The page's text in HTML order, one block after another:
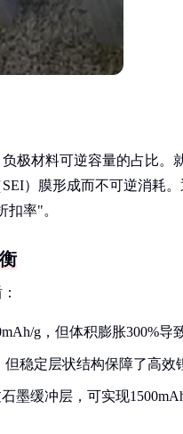
极材料可逆容量的占比
）膜形成而不可逆消耗
扣率"。
g，但体积膨胀300%导
但稳定层状结构保障了高效
墨缓冲层，可实现